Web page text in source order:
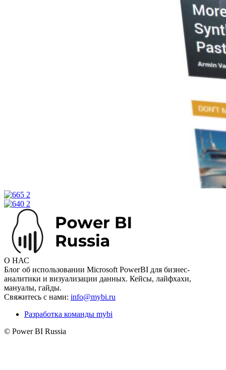
О НАС
Блог об использовании Microsoft PowerBI для бизнес-
аналитики и визуализации данных. Кейсы, лайфхахи,
мануалы, гайды.
Свяжитесь с нами: info@mybi.ru
Разработка команды mybi
© Power BI Russia